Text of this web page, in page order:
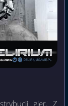
gier. Z